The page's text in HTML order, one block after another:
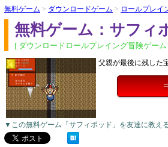
無料ゲーム > ダウンロードゲーム > ロールプレイ
無料ゲーム：サフィ
[ ダウンロードロールプレイング冒険ゲーム
父親が最後に残した
▼この無料ゲーム「サフィポッド」を友達に教え